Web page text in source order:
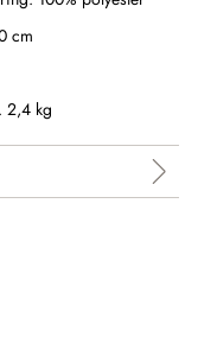
cm
2,4 kg